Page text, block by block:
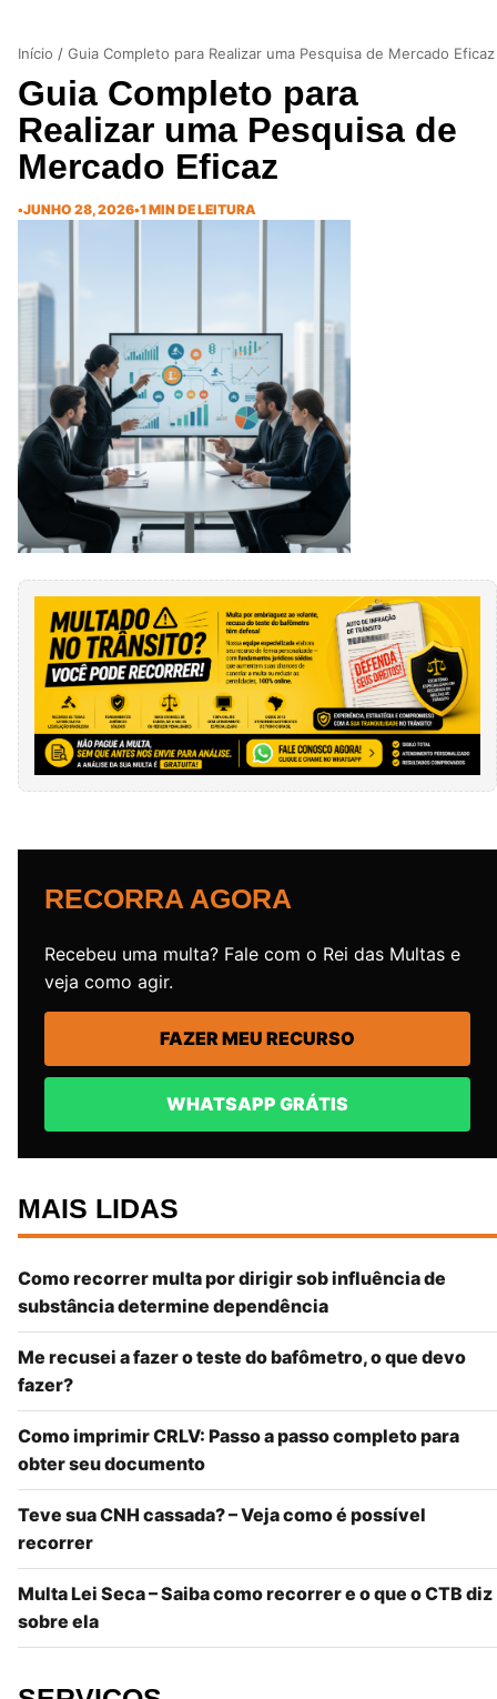
Início / Guia Completo para Realizar uma Pesquisa de Mercado Eficaz
Guia Completo para
Realizar uma Pesquisa de
Mercado Eficaz
•JUNHO 28, 2026•1 MIN DE LEITURA
RECORRA AGORA
Recebeu uma multa? Fale com o Rei das Multas e
veja como agir.
FAZER MEU RECURSO
WHATSAPP GRÁTIS
MAIS LIDAS
Como recorrer multa por dirigir sob influência de
substância determine dependência
Me recusei a fazer o teste do bafômetro, o que devo
fazer?
Como imprimir CRLV: Passo a passo completo para
obter seu documento
Teve sua CNH cassada? – Veja como é possível
recorrer
Multa Lei Seca – Saiba como recorrer e o que o CTB diz
sobre ela